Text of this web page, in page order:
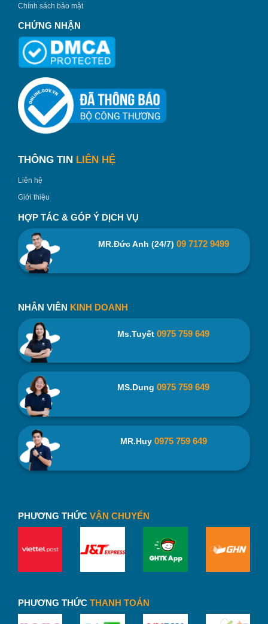
Chịu được nóng lạnh tốt, dùng được trong lò vi sóng.
Có độ dày vừa phải, giúp không bị bỏng khi chạm, khả
năng giữ nhiệt tốt.
phẩm trong quá trình sử dụng.
Chất liệu men sứ trắng cao cấp nên sản phẩm có màu
sắc trắng trong, bề mặt sáng bóng nhẵn mịn đặc biệt có
thể dễ dàng in ấn logo, họa tiết hay lời chúc lên trên sản
Chính sách bảo mật
CHỨNG NHẬN
THÔNG TIN LIÊN HỆ
Liên hệ
Giới thiệu
HỢP TÁC & GÓP Ý DỊCH VỤ
MR.Đức Anh (24/7) 09 7172 9499
NHÂN VIÊN KINH DOANH
Ms.Tuyết 0975 759 649
MS.Dung 0975 759 649
MR.Huy 0975 759 649
PHƯƠNG THỨC VẬN CHUYỂN
PHƯƠNG THỨC THANH TOÁN